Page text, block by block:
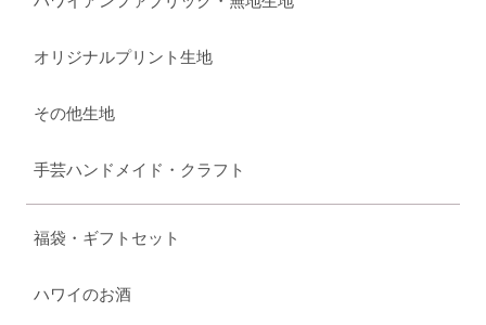
オリジナルプリント生地
その他生地
手芸ハンドメイド・クラフト
福袋・ギフトセット
ハワイのお酒